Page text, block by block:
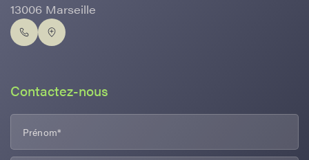
13006 Marseille
Contactez-nous